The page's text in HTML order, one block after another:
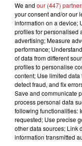
INCENDIES : 184
JUILLET, DES...
We and our (447)
your consent and/or our
information on a device;
profiles for personalised
advertising; Measure
performance;
of data from different
profiles to personalise
content; Use limited
detect fraud, and fix
Save and communicate
process personal data
following functionalities:
requested; Use precise
other data sources; Link
information transmitted